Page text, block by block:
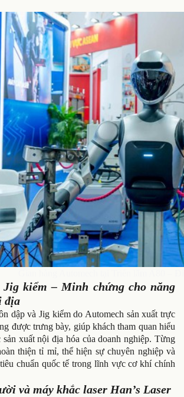
Jig kiểm – Minh chứng cho năng
địa
dập và Jig kiểm do Automech sản xuất trực
được trưng bày, giúp khách tham quan hiểu
xuất nội địa hóa của doanh nghiệp. Từng
thiện tỉ mỉ, thể hiện sự chuyên nghiệp và
chuẩn quốc tế trong lĩnh vực cơ khí chính
và máy khắc laser Han’s Laser